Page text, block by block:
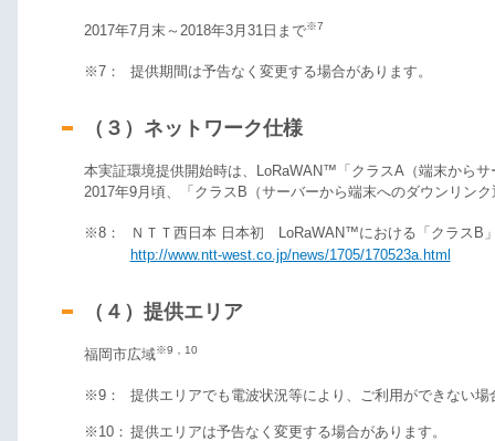
2017年7月末～2018年3月31日まで※7
※7： 提供期間は予告なく変更する場合があります。
（３）ネットワーク仕様
本実証環境提供開始時は、LoRaWAN™「クラスA（端末から
2017年9月頃、「クラスB（サーバーから端末へのダウンリン
※8：
ＮＴＴ西日本 日本初 LoRaWAN™における「クラスB
http://www.ntt-west.co.jp/news/1705/170523a.html
（４）提供エリア
福岡市広域※9，10
※9： 提供エリアでも電波状況等により、ご利用ができない場
※10： 提供エリアは予告なく変更する場合があります。